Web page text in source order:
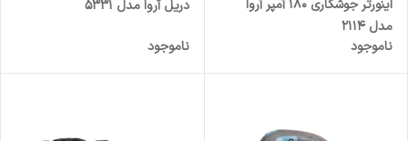
اینورتر جوشکاری 180 آمپر آروا
مدل 2114
ناموجود
دریل آروا مدل 5331
ناموجود